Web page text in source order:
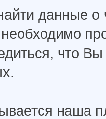
данные
что
наша